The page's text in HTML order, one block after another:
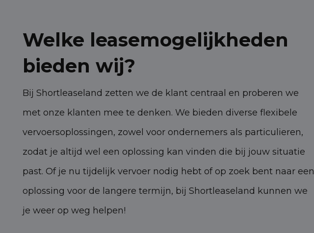
Welke leasemogelijkheden
bieden wij?
Bij Shortleaseland zetten we de klant centraal en proberen we
met onze klanten mee te denken. We bieden diverse flexibele
vervoersoplossingen, zowel voor ondernemers als particulieren,
zodat je altijd wel een oplossing kan vinden die bij jouw situatie
past. Of je nu tijdelijk vervoer nodig hebt of op zoek bent naar een
oplossing voor de langere termijn, bij Shortleaseland kunnen we
je weer op weg helpen!